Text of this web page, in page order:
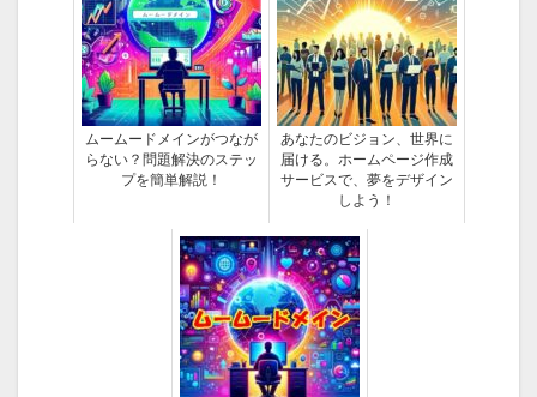
ムームードメインがつなが
らない？問題解決のステッ
プを簡単解説！
あなたのビジョン、世界に
届ける。ホームページ作成
サービスで、夢をデザイン
しよう！